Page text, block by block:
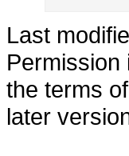
Last
Permission
the terms
later